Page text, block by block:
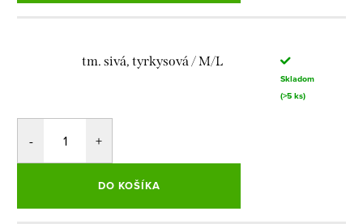
tm. sivá, tyrkysová / M/L
Skladom
(>5 ks)
DO KOŠÍKA